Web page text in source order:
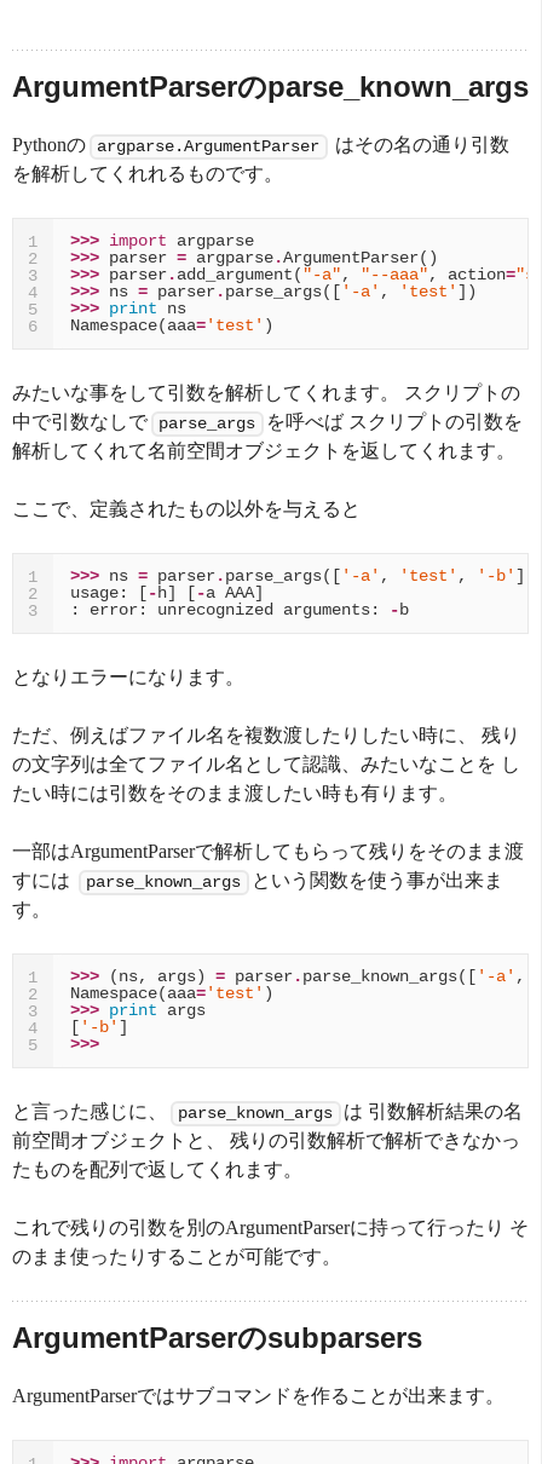
ArgumentParserのparse_known_args
Pythonの argparse.ArgumentParser
はその名の通り引数
を解析してくれれるものです。
1
2
3
4
5
6
>>> import
argparse
>>> parser = argparse.ArgumentParser()
>>> parser.add_argument( "-a", "--aaa", action=
>>> ns = parser.parse_args([ '-a' , 'test' ])
>>> print
ns
Namespace(aaa='test' )
みたいな事をして引数を解析してくれます。 スクリプトの
中で引数なしで
parse_args
を呼べば スクリプトの引数を
解析してくれて名前空間オブジェクトを返してくれます。
ここで、定義されたもの以外を与えると
1
2
3
>>> ns = parser.parse_args([ '-a' , 'test' , '-b' ])
usage: [-h] [-a AAA]
:
error: unrecognized arguments: -b
となりエラーになります。
ただ、例えばファイル名を複数渡したりしたい時に、 残り
の文字列は全てファイル名として認識、みたいなことを し
たい時には引数をそのまま渡したい時も有ります。
一部はArgumentParserで解析してもらって残りをそのまま渡
すには
parse_known_args
という関数を使う事が出来ま
す。
1
2
3
4
5
>>> (ns, args) = parser.parse_known_args([ '-a' ,
Namespace(aaa='test' )
>>> print
args
[ '-b' ]
>>>
と言った感じに、 parse_known_args
は 引数解析結果の名
前空間オブジェクトと、 残りの引数解析で解析できなかっ
たものを配列で返してくれます。
これで残りの引数を別のArgumentParserに持って行ったり そ
のまま使ったりすることが可能です。
ArgumentParserのsubparsers
ArgumentParserではサブコマンドを作ることが出来ます。